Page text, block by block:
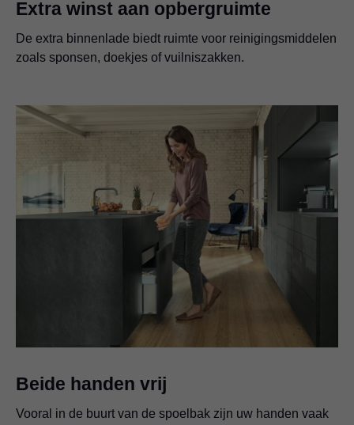
Extra winst aan opbergruimte
De extra binnenlade biedt ruimte voor reinigingsmiddelen
zoals sponsen, doekjes of vuilniszakken.
Beide handen vrij
Vooral in de buurt van de spoelbak zijn uw handen vaak